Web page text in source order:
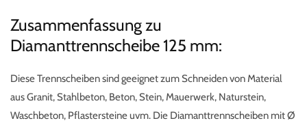
Zusammenfassung zu
Diamanttrennscheibe 125 mm:
Diese Trennscheiben sind geeignet zum Schneiden von Material
aus Granit, Stahlbeton, Beton, Stein, Mauerwerk, Naturstein,
Waschbeton, Pflastersteine uvm. Die Diamanttrennscheiben mit Ø